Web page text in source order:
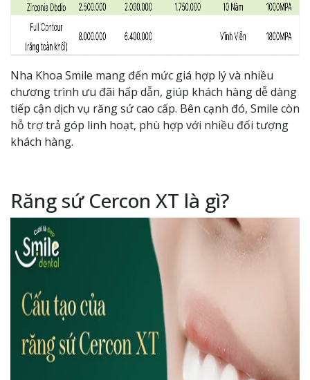
Nha Khoa Smile mang đến mức giá hợp lý và nhiều
chương trình ưu đãi hấp dẫn, giúp khách hàng dễ dàng
tiếp cận dịch vụ răng sứ cao cấp. Bên cạnh đó, Smile còn
hỗ trợ trả góp linh hoạt, phù hợp với nhiều đối tượng
khách hàng.
Răng sứ Cercon XT là gì?